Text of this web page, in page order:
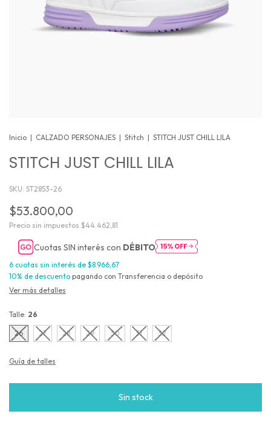
Inicio | CALZADO PERSONAJES | Stitch | STITCH JUST CHILL LILA
STITCH JUST CHILL LILA
SKU: ST2853-26
$53.800,00
Precio sin impuestos $44.462,81
Cuotas SIN interés con DÉBITO
6 cuotas sin interés de $8.966,67
10% de descuento pagando con Transferencia o depósito
Ver más detalles
Talle: 26
26 27 28 29 30 31 32
Guía de talles